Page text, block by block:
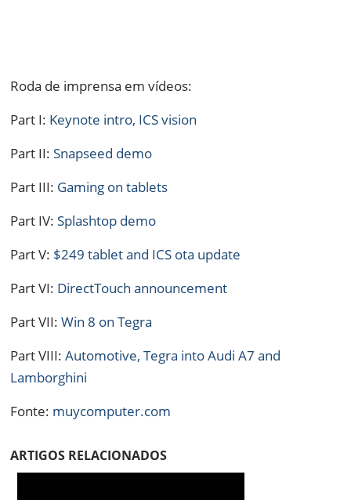
Roda de imprensa em vídeos:
Part I: Keynote intro, ICS vision
Part II:Snapseed demo
Part III: Gaming on tablets
Part IV:Splashtop demo
Part V: $249 tablet and ICS ota update
Part VI: DirectTouch announcement
Part VII:Win 8 on Tegra
Part VIII:Automotive, Tegra into Audi A7 and
Lamborghini
Fonte: muycomputer.com
ARTIGOS RELACIONADOS